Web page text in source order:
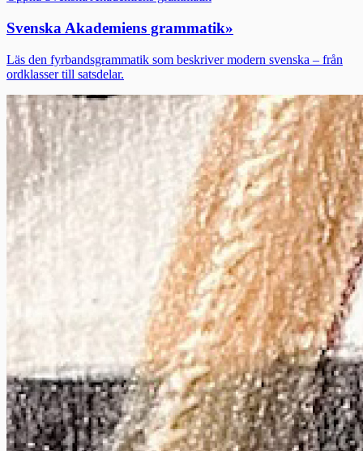
Svenska Akademiens grammatik»
Läs den fyrbandsgrammatik som beskriver modern svenska – från
ordklasser till satsdelar.